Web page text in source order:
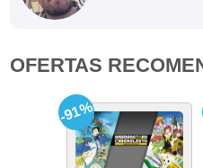
OFERTAS
-91%